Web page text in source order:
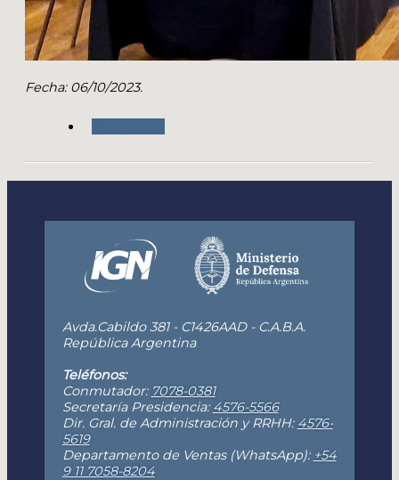
Fecha: 06/10/2023.
Avda.Cabildo 381 - C1426AAD - C.A.B.A.
República Argentina
Teléfonos:
Conmutador: 7078-0381
Secretaría Presidencia: 4576-5566
Dir. Gral. de Administración y RRHH: 4576-
5619
Departamento de Ventas (WhatsApp): +54
9 11 7058-8204